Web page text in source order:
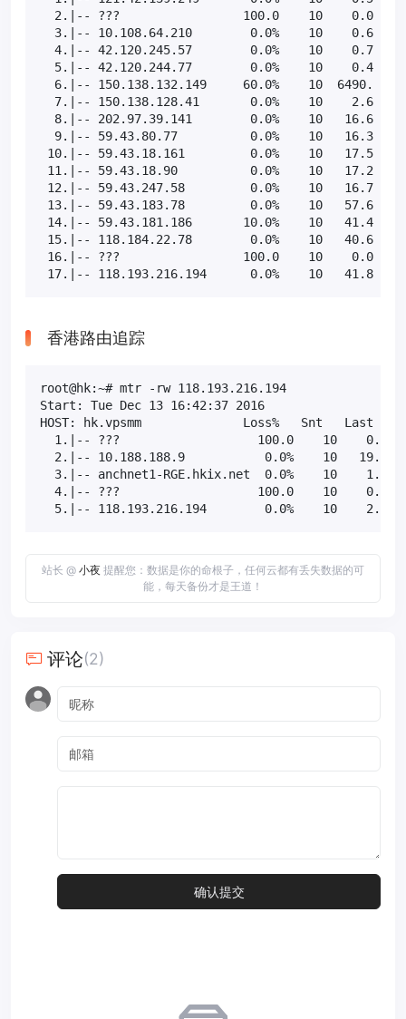
2.|-- ???                 100.0    10    0.0
3.|-- 10.108.64.210        0.0%    10    0.6
4.|-- 42.120.245.57        0.0%    10    0.7
5.|-- 42.120.244.77        0.0%    10    0.4
6.|-- 150.138.132.149     60.0%    10  6490.
7.|-- 150.138.128.41       0.0%    10    2.6
8.|-- 202.97.39.141        0.0%    10   16.6
9.|-- 59.43.80.77          0.0%    10   16.3
10.|-- 59.43.18.161         0.0%    10   17.5
11.|-- 59.43.18.90          0.0%    10   17.2
12.|-- 59.43.247.58         0.0%    10   16.7
13.|-- 59.43.183.78         0.0%    10   57.6
14.|-- 59.43.181.186       10.0%    10   41.4
15.|-- 118.184.22.78        0.0%    10   40.6
16.|-- ???                 100.0    10    0.0
17.|-- 118.193.216.194      0.0%    10   41.8
香港路由追踪
root@hk:~# mtr -rw 118.193.216.194
Start: Tue Dec 13 16:42:37 2016
HOST: hk.vpsmm              Loss%   Snt   Last
1.|-- ???                   100.0    10    0.0
2.|-- 10.188.188.9           0.0%    10   19.8
3.|-- anchnet1-RGE.hkix.net  0.0%    10    1.7
4.|-- ???                   100.0    10    0.0
5.|-- 118.193.216.194        0.0%    10    2.5
站长 @ 小夜 提醒您：数据是你的命根子，任何云都有丢失数据的可
能，每天备份才是王道！
评论(2)